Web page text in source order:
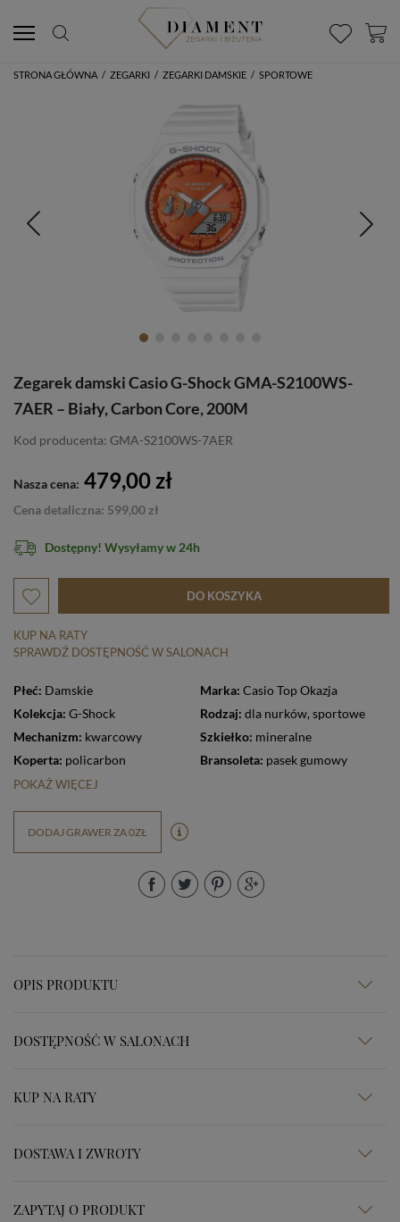
STRONA GŁÓWNA / ZEGARKI / ZEGARKI DAMSKIE / SPORTOWE
Zegarek damski Casio G-Shock GMA-S2100WS-
7AER – Biały, Carbon Core, 200M
Kod producenta: GMA-S2100WS-7AER
Nasza cena: 479,00 zł
Cena detaliczna: 599,00 zł
Dostępny! Wysyłamy w 24h
DO KOSZYKA
KUP NA RATY
SPRAWDŹ DOSTĘPNOŚĆ W SALONACH
Płeć: Damskie Marka: Casio Top Okazja
Kolekcja: G-Shock Rodzaj: dla nurków, sportowe
Mechanizm: kwarcowy Szkiełko: mineralne
Koperta: policarbon Bransoleta: pasek gumowy
POKAŻ WIĘCEJ
DODAJ GRAWER ZA 0ZŁ
OPIS PRODUKTU
DOSTĘPNOŚĆ W SALONACH
KUP NA RATY
DOSTAWA I ZWROTY
ZAPYTAJ O PRODUKT